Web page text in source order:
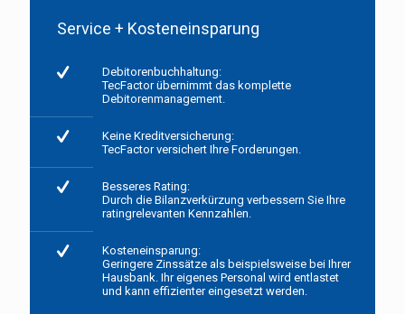
Service + Kosteneinsparung
Debitorenbuchhaltung:
TecFactor übernimmt das komplette
Debitorenmanagement.
Keine Kreditversicherung:
TecFactor versichert Ihre Forderungen.
Besseres Rating:
Durch die Bilanzverkürzung verbessern Sie Ihre
ratingrelevanten Kennzahlen.
Kosteneinsparung:
Geringere Zinssätze als beispielsweise bei Ihrer
Hausbank. Ihr eigenes Personal wird entlastet
und kann effizienter eingesetzt werden.